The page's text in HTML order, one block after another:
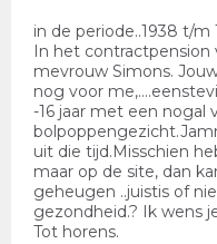
in de periode..1938 t/
In het contractpension
mevrouw Simons.
nog voor
-16 jaar met een nogal
uit die tijd.Misschien
maar op de site, dan
geheugen ..juistis of
gezondheid.? Ik wens
Tot horens.